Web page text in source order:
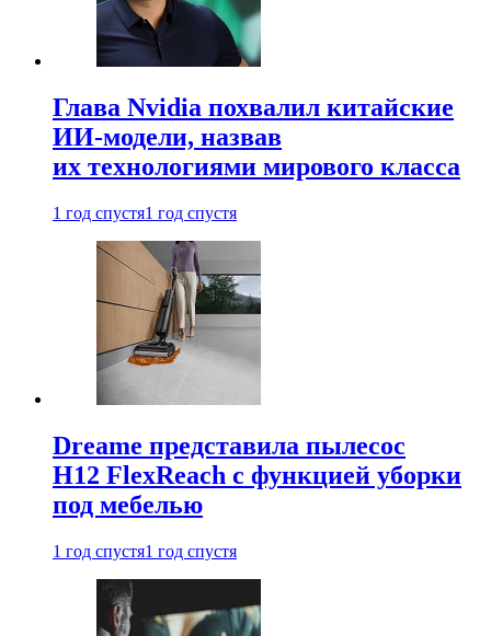
Глава Nvidia похвалил китайские
ИИ-модели, назвав
их технологиями мирового класса
1 год спустя1 год спустя
Dreame представила пылесос
H12 FlexReach с функцией уборки
под мебелью
1 год спустя1 год спустя